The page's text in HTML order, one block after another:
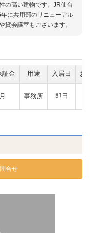
の高い建物です。JR仙台
に共用部のリニューアル
貸会議室もございます。
証金 用途 入居日 お
事務所 即日
合せ